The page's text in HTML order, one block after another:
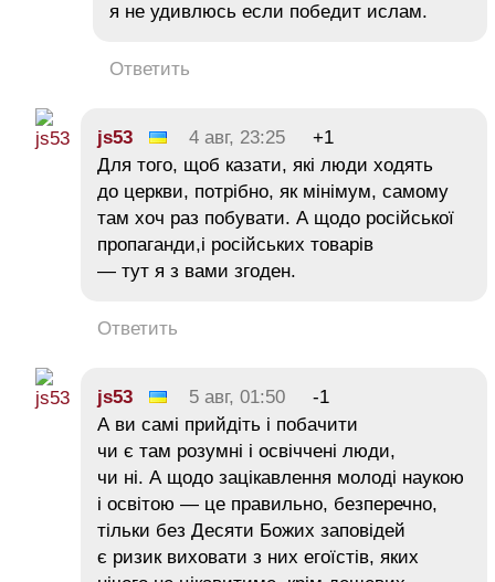
я не удивлюсь если победит ислам.
Ответить
js53 4 авг, 23:25
+1
Для того, щоб казати, які люди ходять
до церкви, потрібно, як мінімум, самому
там хоч раз побувати. А щодо російської
пропаганди,і російських товарів
— тут я з вами згоден.
Ответить
js53 5 авг, 01:50
-1
А ви самі прийдіть і побачити
чи є там розумні і освіччені люди,
чи ні. А щодо зацікавлення молоді наукою
і освітою — це правильно, безперечно,
тільки без Десяти Божих заповідей
є ризик виховати з них егоїстів, яких